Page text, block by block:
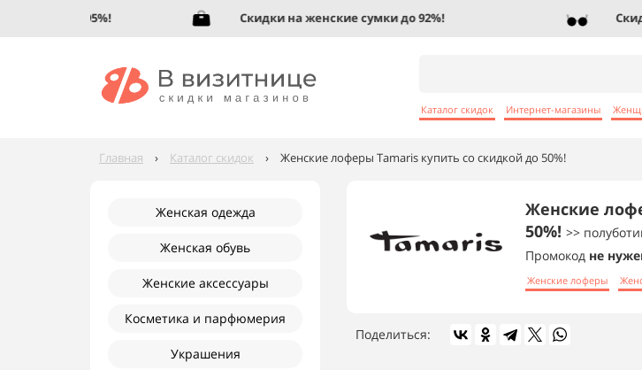
Скидки на женские сумки до 92%!
Каталог скидок Интернет-магазины
Главная › Каталог скидок › Женские лоферы Tamaris купить со скидкой до 50%!
Женская одежда
Женская обувь
Женские аксессуары
Косметика и парфюмерия
Украшения
Женские
50%! >>
Промокод не
Женские лоферы
Поделиться: